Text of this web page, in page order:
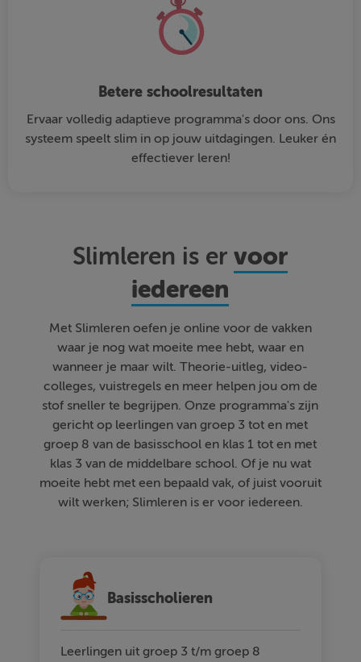
Betere schoolresultaten
Ervaar volledig adaptieve programma's door ons. Ons
systeem speelt slim in op jouw uitdagingen. Leuker én
effectiever leren!
Slimleren is ervoor
iedereen
Met Slimleren oefen je online voor de vakken
waar je nog wat moeite mee hebt, waar en
wanneer je maar wilt. Theorie-uitleg, video-
colleges, vuistregels en meer helpen jou om de
stof sneller te begrijpen. Onze programma's zijn
gericht op leerlingen van groep 3 tot en met
groep 8 van de basisschool en klas 1 tot en met
klas 3 van de middelbare school. Of je nu wat
moeite hebt met een bepaald vak, of juist vooruit
wilt werken; Slimleren is er voor iedereen.
Basisscholieren
Leerlingen uit groep 3 t/m groep 8